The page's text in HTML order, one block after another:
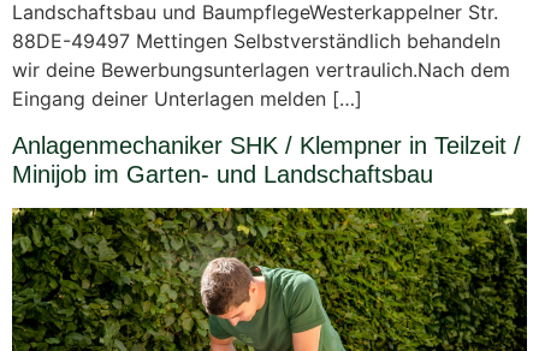
Landschaftsbau und BaumpflegeWesterkappelner Str.
88DE-49497 Mettingen Selbstverständlich behandeln
wir deine Bewerbungsunterlagen vertraulich.Nach dem
Eingang deiner Unterlagen melden […]
Anlagenmechaniker SHK / Klempner in Teilzeit /
Minijob im Garten- und Landschaftsbau